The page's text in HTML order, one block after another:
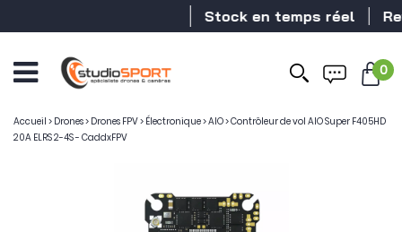
Stock en temps réel
0
Accueil > Drones> Drones FPV> Électronique>AIO>Contrôleur de vol AIO Super F405HD
20A ELRS 2-4S - CaddxFPV